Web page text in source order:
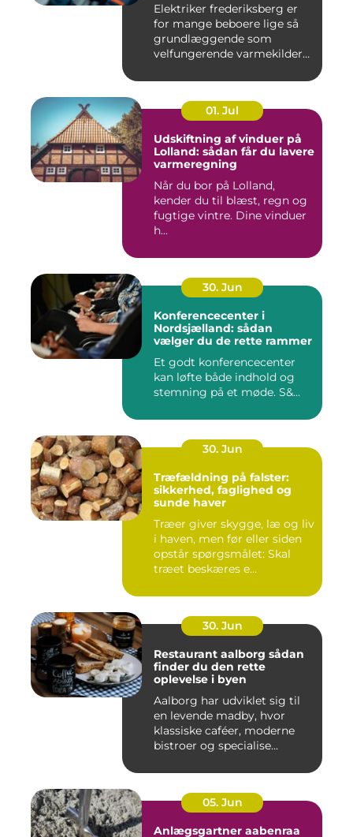
Elektriker frederiksberg er
for mange beboere lige så
grundlæggende som
velfungerende varmekilder
01. Jul
Udskiftning af vinduer på
Lolland: sådan får du lavere
varmeregning
Når du bor på Lolland,
kender du til blæst, regn og
fugtige vintre. Dine vinduer
h...
30. Jun
Konferencecenter i
Nordsjælland: sådan
vælger du de rette rammer
Et godt konferencecenter
kan løfte både indhold og
stemning på et møde. S&...
30. Jun
Træfældning på falster:
sikkerhed, faglighed og
sunde haver
Træer giver skygge, læ og liv
i haven, men før eller siden
opstår spørgsmålet: Skal
træet beskæres e...
30. Jun
Restaurant aalborg sådan
finder du den rette
oplevelse i byen
Aalborg har udviklet sig til
en levende madby, hvor
klassiske caféer, moderne
bistroer og specialise...
05. Jun
Anlægsgartner aabenraa